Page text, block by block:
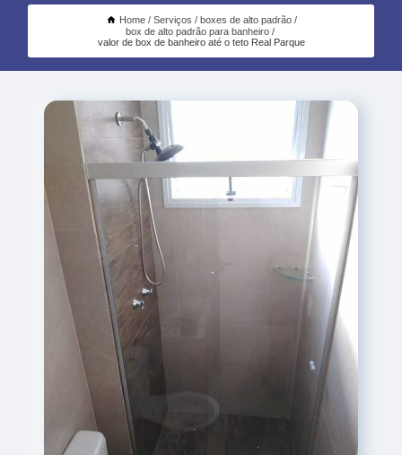
Home Serviços
boxes de alto padrão
box de alto padrão para banheiro
valor de box de banheiro até o teto Real Parque